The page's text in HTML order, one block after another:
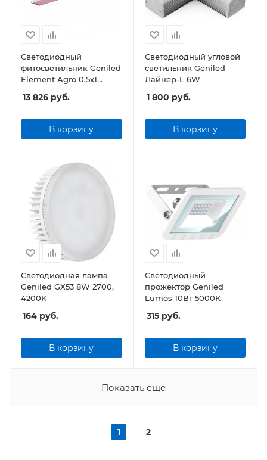
Светодиодный
фитосветильник Geniled
Element Agro 0,5х1
13 826 руб.
В корзину
Светодиодный угловой
светильник Geniled
Лайнер-L 6W
1 800 руб.
В корзину
Светодиодная лампа
Geniled GX53 8W 2700,
4200K
164 руб.
В корзину
Светодиодный
прожектор Geniled
Lumos 10Вт 5000К
315руб.
В корзину
Показать еще
1 2